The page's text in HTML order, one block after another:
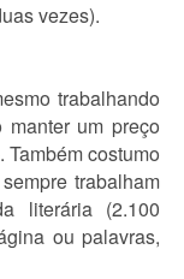
vezes).
trabalhando
um preço
costumo
trabalham
literária (2.100
ou palavras,